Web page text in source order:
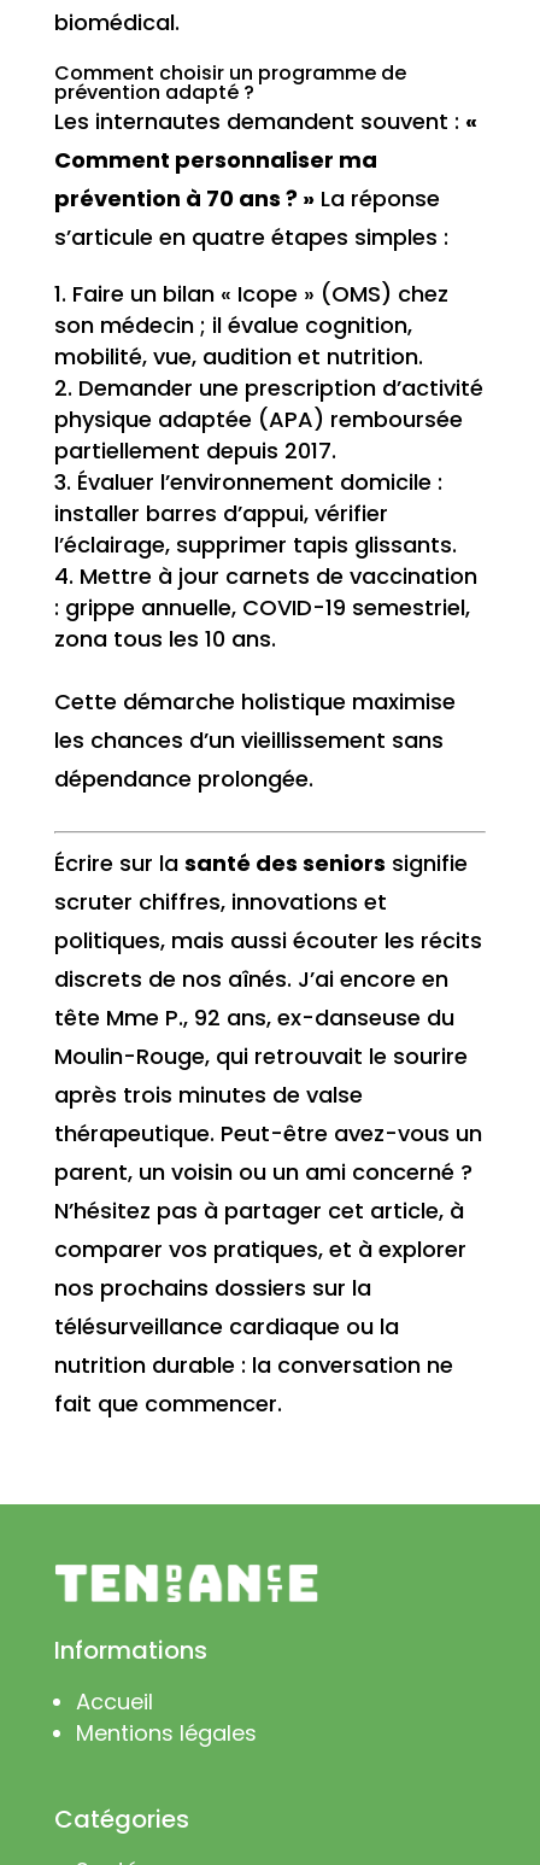
biomédical.
Comment choisir un programme de
prévention adapté ?
Les internautes demandent souvent : «
Comment personnaliser ma
prévention à 70 ans ? »La réponse
s’articule en quatre étapes simples :
Faire un bilan « Icope » (OMS) chez
son médecin ; il évalue cognition,
mobilité, vue, audition et nutrition.
Demander une prescription d’activité
physique adaptée (APA) remboursée
partiellement depuis 2017.
Évaluer l’environnement domicile :
installer barres d’appui, vérifier
l’éclairage, supprimer tapis glissants.
Mettre à jour carnets de vaccination
: grippe annuelle, COVID-19 semestriel,
zona tous les 10 ans.
Cette démarche holistique maximise
les chances d’un vieillissement sans
dépendance prolongée.
Écrire sur la santé des seniors signifie
scruter chiffres, innovations et
politiques, mais aussi écouter les récits
discrets de nos aînés. J’ai encore en
tête Mme P., 92 ans, ex-danseuse du
Moulin-Rouge, qui retrouvait le sourire
après trois minutes de valse
thérapeutique. Peut-être avez-vous un
parent, un voisin ou un ami concerné ?
N’hésitez pas à partager cet article, à
comparer vos pratiques, et à explorer
nos prochains dossiers sur la
télésurveillance cardiaque ou la
nutrition durable : la conversation ne
fait que commencer.
Informations
Accueil
Mentions légales
Catégories